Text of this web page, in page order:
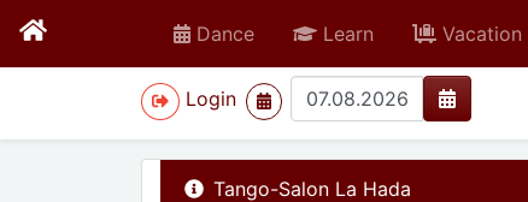
Dance Learn Vacation
Login
>
Tango-Salon La Hada